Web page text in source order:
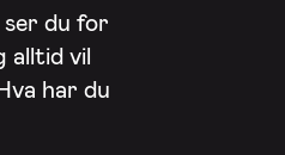
ser du for
alltid vil
har du